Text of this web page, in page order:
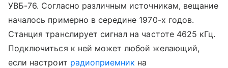
УВБ-76. Согласно различным источникам, вещание
началось примерно в середине 1970-х годов.
Станция транслирует сигнал на частоте 4625 кГц.
Подключиться к ней может любой желающий,
если настроит радиоприемник на